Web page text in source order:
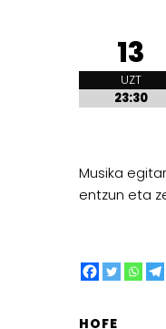
13
UZT
23:30
Musika
entzun eta
HOFE